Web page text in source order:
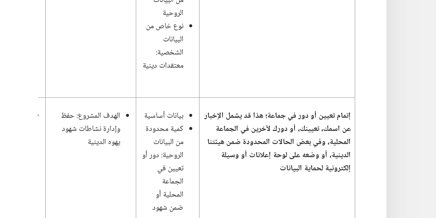
الروحية
نوع خاص من
البيانات
الشخصية:‏
معتقدات دينية
إتمام تعيين أو دور في جماعة؛‏ هذا قد يشمل الإخبار
عن اسمك،‏ تعيينك،‏ أو دورك لآخرين في الجماعة
المحلية،‏ وفي بعض الحالات المحدودة ضمن هيئتنا
الدينية،‏ أو وضعه على لوحة إعلانات أو وسيلة
إلكترونية لحماية البيانات
بيانات أساسية
كمية محدودة
من البيانات
الروحية:‏ دور أو
تعيين في
الجماعة
المحلية أو
ضمن شهود
الهدف المشروع:‏ حفظ
وإدارة نشاطات شهود
يهوه الدينية